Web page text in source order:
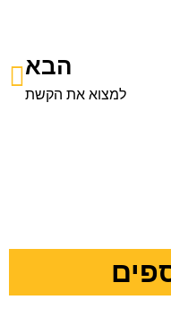
הבא
למצוא את הקשת